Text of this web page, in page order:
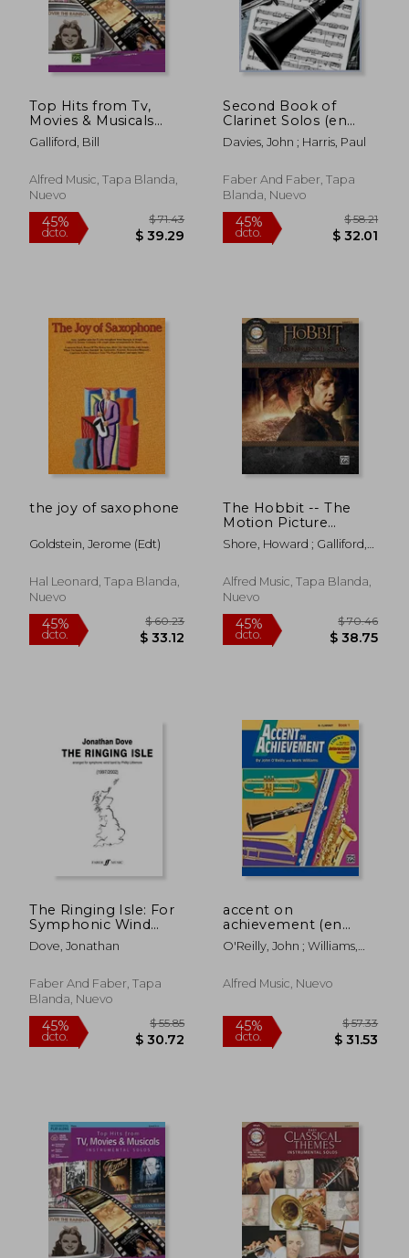
45%
dcto.
$ 40.16
$ 22.09
45%
dcto.
Top Hits from Tv,
Movies & Musicals
Instrumental Solos
for Strings: Violin,
Audio/Software/PDF
(en Inglés)
Galliford, Bill
Alfred Music, Tapa Blanda,
Nuevo
45%
Second Book of
Clarinet Solos (en
Inglés)
Davies, John ; Harris, Paul
Faber And Faber, Tapa
Blanda, Nuevo
45%
the joy of saxophone
Goldstein, Jerome (edt)
Hal Leonard, Tapa Blanda,
Nuevo
45%
dcto.
$ 60.23
$ 33.12
The Hobbit -- The
Motion Picture
Trilogy Instrumental
Solos: Clarinet, Book
Shore, Howard ; Galliford,
Alfred Music, Tapa Blanda,
Nuevo
45%
dcto.
The Ringing Isle: For
Symphonic Wind
Band, Score (en
Inglés)
Dove, Jonathan
Faber And Faber, Tapa
Blanda, Nuevo
accent on
achievement (en
Inglés)
O'Reilly, John ; Williams,
Alfred Music, Nuevo